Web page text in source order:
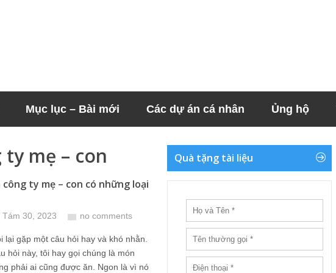
Mục lục – Bài mới Các dự án cá nhân Ủng hộ
mẹ – con
công ty mẹ – con có những loại
Tám 30, 2023 no comments
lại gặp một câu hỏi hay và khó nhằn.
hỏi này, tôi hay gọi chúng là món
phải ai cũng được ăn. Ngon là vì nó
Quà tặng tài liệu